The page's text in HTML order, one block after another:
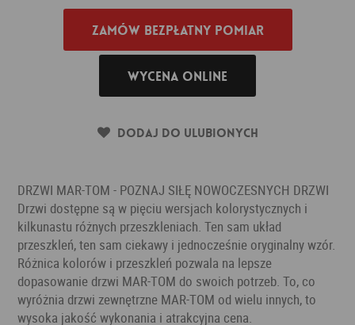
Zamów bezpłatny pomiar
Wycena online
Dodaj do ulubionych
DRZWI MAR-TOM - POZNAJ SIŁĘ NOWOCZESNYCH DRZWI
Drzwi dostępne są w pięciu wersjach kolorystycznych i
kilkunastu różnych przeszkleniach. Ten sam układ
przeszkleń, ten sam ciekawy i jednocześnie oryginalny wzór.
Różnica kolorów i przeszkleń pozwala na lepsze
dopasowanie drzwi MAR-TOM do swoich potrzeb. To, co
wyróżnia drzwi zewnętrzne MAR-TOM od wielu innych, to
wysoka jakość wykonania i atrakcyjna cena.